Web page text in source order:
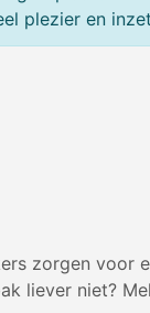
plezier en
zorgen voor
liever niet?